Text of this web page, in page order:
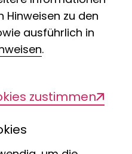
und
Hinweisen zu den
ausführlich in
.
zustimmen